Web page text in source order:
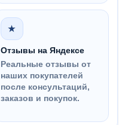
★
Отзывы на Яндексе
Реальные отзывы от
наших покупателей
после консультаций,
заказов и покупок.